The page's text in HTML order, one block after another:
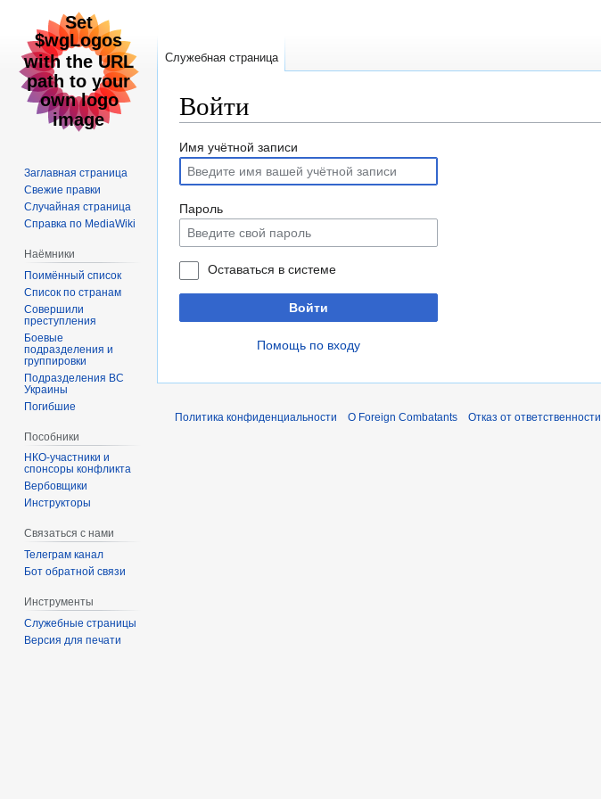
Войти
Перейти
навигации
Перейти
поиску
Имя учётной записи
Пароль
Оставаться в системе
Войти
Помощь по входу
Служебная страница
Заглавная страница
Свежие правки
Случайная страница
Справка по MediaWiki
Наёмники
Поимённый список
Список по странам
Совершили
преступления
Боевые
подразделения и
группировки
Подразделения ВС
Украины
Погибшие
Пособники
спонсоры конфликта
‏‎Вербовщики
Инструкторы
Связаться с нами
Телеграм канал
Бот обратной связи
Инструменты
Служебные страницы
Версия для печати
Политика конфиденциальности О Foreign Combatants Отказ от ответственности